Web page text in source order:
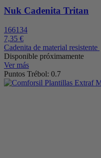
Nuk Cadenita Tritan
166134
7,35 €
Cadenita de material resistente
Disponible próximamente
Ver más
Puntos Trébol: 0.7